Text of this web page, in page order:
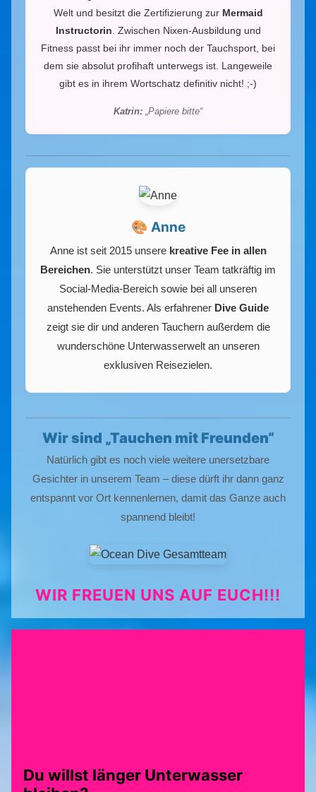
Welt und besitzt die Zertifizierung zur Mermaid
Instructorin . Zwischen Nixen-Ausbildung und
Fitness passt bei ihr immer noch der Tauchsport, bei
dem sie absolut profihaft unterwegs ist. Langeweile
gibt es in ihrem Wortschatz definitiv nicht! ;-)
Katrin: „Papiere bitte“
🎨 Anne
Anne ist seit 2015 unsere kreative Fee in allen
Bereichen. Sie unterstützt unser Team tatkräftig im
Social-Media-Bereich sowie bei all unseren
anstehenden Events. Als erfahrener Dive Guide
zeigt sie dir und anderen Tauchern außerdem die
wunderschöne Unterwasserwelt an unseren
exklusiven Reisezielen.
Wir sind „Tauchen mit Freunden“
Natürlich gibt es noch viele weitere unersetzbare
Gesichter in unserem Team – diese dürft ihr dann ganz
entspannt vor Ort kennenlernen, damit das Ganze auch
spannend bleibt!
WIR FREUEN UNS AUF EUCH!!!
Du willst länger Unterwasser